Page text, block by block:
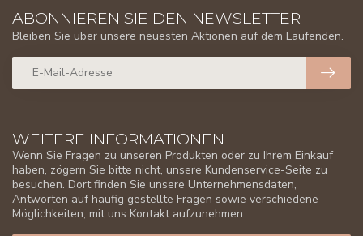
WEITERE INFORMATIONEN
Wenn Sie Fragen zu unseren Produkten oder zu Ihrem Einkauf
haben, zögern Sie bitte nicht, unsere Kundenservice-Seite zu
besuchen. Dort finden Sie unsere Unternehmensdaten,
Antworten auf häufig gestellte Fragen sowie verschiedene
Möglichkeiten, mit uns Kontakt aufzunehmen.
ABONNIEREN SIE DEN NEWSLETTER
Bleiben Sie über unsere neuesten Aktionen auf dem Laufenden.